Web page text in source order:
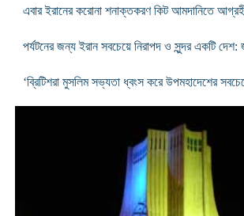
এবার ইরানের করোনা শনাক্তকরণ কিট আমদানিতে
পর্যটনের জন্য ইরান সবচেয়ে নিরাপদ ও সুন্দর একটি দেশ:
‘ব্রিটিশরা মুসলিম সভ্যতা ধ্বংস করে উপমহাদেশের